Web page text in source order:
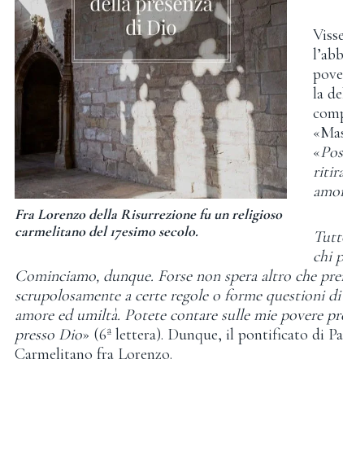
Fra Lorenzo della Risurrezione fu un religioso
carmelitano del 17esimo secolo.
la
«
chi
Cominciamo, dunque. Forse non spera altro che
scrupolosamente a certe regole o forme questioni
amore ed umiltà. Potete contare sulle mie povere
presso Dio» (6ª lettera). Dunque, il pontificato di
Carmelitano fra Lorenzo.